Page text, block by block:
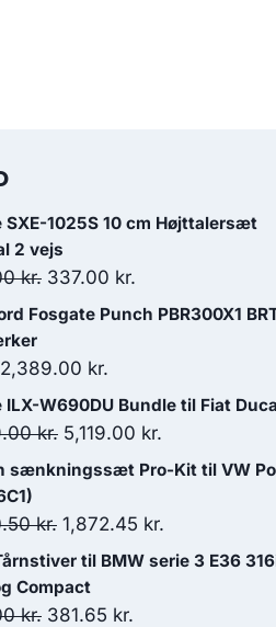
SXE-1025S 10 cm Højttalersæt
2 vejs
kr. Den
oprindelige
var:
449.00 kr..
337.00 kr.
aktuelle
337.00 kr..
Fosgate Punch PBR300X1
Den
oprindelige
pris
2,699.00 kr..
2,389.00 kr.
aktuelle
pris
ILX-W690DU Bundle til Fiat
kr. Den
oprindelige
var:
5,699.00 kr..
5,119.00 kr.
aktuelle
5,119.00 kr..
sænkningssæt Pro-Kit til VW
kr. Den
oprindelige
pris
var:
1,872.45 kr.
aktuelle
til BMW serie 3 E36
Compact
kr. Den
381.65 kr.